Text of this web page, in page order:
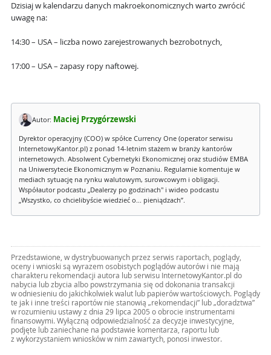
Dzisiaj w kalendarzu danych makroekonomicznych warto zwrócić
uwagę na:
14:30 – USA – liczba nowo zarejestrowanych bezrobotnych,
17:00 – USA – zapasy ropy naftowej.
Autor: Maciej Przygórzewski
Dyrektor operacyjny (COO) w spółce Currency One (operator serwisu
InternetowyKantor.pl) z ponad 14-letnim stażem w branży kantorów
internetowych. Absolwent Cybernetyki Ekonomicznej oraz studiów EMBA
na Uniwersytecie Ekonomicznym w Poznaniu. Regularnie komentuje w
mediach sytuację na rynku walutowym, surowcowym i obligacji.
Współautor podcastu „Dealerzy po godzinach" i wideo podcastu
„Wszystko, co chcielibyście wiedzieć o... pieniądzach”.
Przedstawione, w dystrybuowanych przez serwis raportach, poglądy,
oceny i wnioski są wyrazem osobistych poglądów autorów i nie mają
charakteru rekomendacji autora lub serwisu InternetowyKantor.pl do
nabycia lub zbycia albo powstrzymania się od dokonania transakcji
w odniesieniu do jakichkolwiek walut lub papierów wartościowych. Poglądy
te jak i inne treści raportów nie stanowią „rekomendacji” lub „doradztwa”
w rozumieniu ustawy z dnia 29 lipca 2005 o obrocie instrumentami
finansowymi. Wyłączną odpowiedzialność za decyzje inwestycyjne,
podjęte lub zaniechane na podstawie komentarza, raportu lub
z wykorzystaniem wniosków w nim zawartych, ponosi inwestor.